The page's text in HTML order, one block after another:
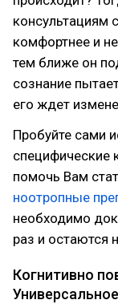
консультациям
комфортнее и
тем ближе он
сознание
его ждет
Пробуйте сами
специфические
помочь Вам
ноотропные
необходимо
раз и остаются
Когнитивно